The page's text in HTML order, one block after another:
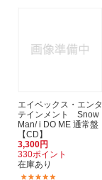
エイベックス・エンタ
テインメント Snow
Man/ i DO ME 通常盤
【CD】
3,300円
330ポイント
在庫あり